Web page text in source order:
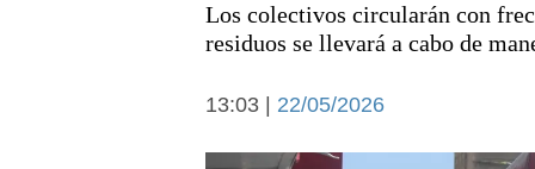
Deportes
Los colectivos circularán con
residuos se llevará a cabo de
13:03 | 22/05/2026